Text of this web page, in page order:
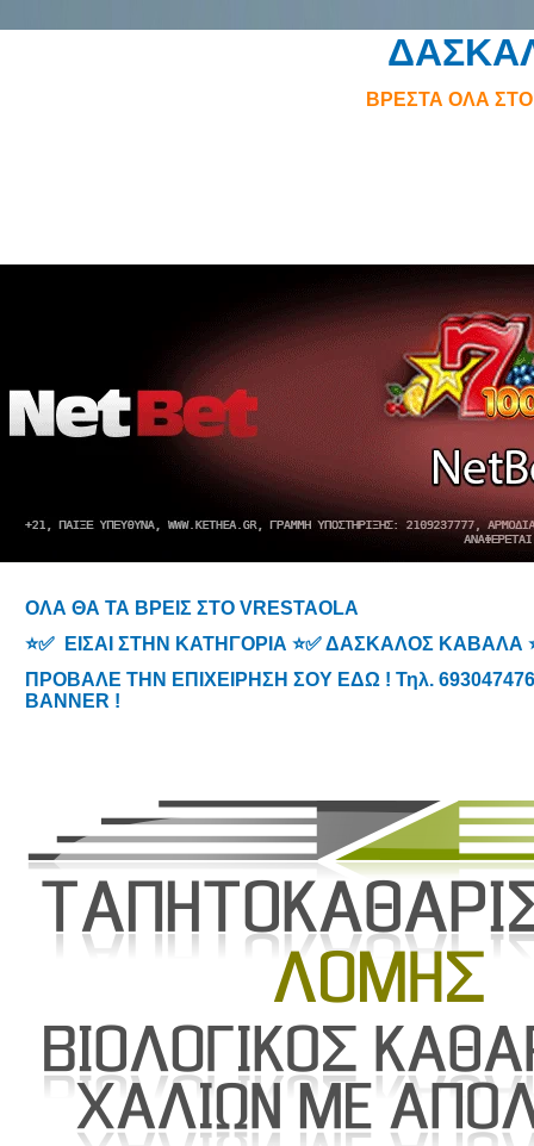
ΒΡΕΣΤΑ ΟΛΑ
ΟΛΑ ΘΑ ΤΑ ΒΡΕΙΣ ΣΤΟ VRESTAOLA
⭐✅ ΕΙΣΑΙ ΣΤΗΝ ΚΑΤΗΓΟΡΙΑ ⭐✅ ΔΑΣΚΑΛΟΣ ΚΑΒΑΛΑ
ΠΡΟΒΑΛΕ ΤΗΝ ΕΠΙΧΕΙΡΗΣΗ ΣΟΥ ΕΔΩ ! Τηλ.
BANNER !